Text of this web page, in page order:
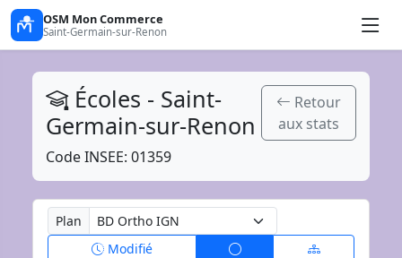
OSM Mon Commerce
Saint-Germain-sur-Renon
Écoles - Saint-
Germain-sur-Renon
Code INSEE: 01359
Retour
aux stats
Plan
Modifié